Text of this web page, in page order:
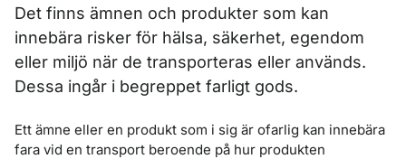
Det finns ämnen och produkter som kan
innebära risker för hälsa, säkerhet, egendom
eller miljö när de transporteras eller används.
Dessa ingår i begreppet farligt gods.
Ett ämne eller en produkt som i sig är ofarlig kan innebära
fara vid en transport beroende på hur produkten